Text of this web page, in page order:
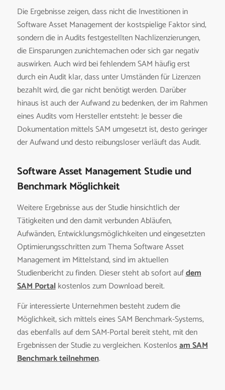
Die Ergebnisse zeigen, dass nicht die Investitionen in
Software Asset Management der kostspielige Faktor sind,
sondern die in Audits festgestellten Nachlizenzierungen,
die Einsparungen zunichtemachen oder sich gar negativ
auswirken. Auch wird bei fehlendem SAM häufig erst
durch ein Audit klar, dass unter Umständen für Lizenzen
bezahlt wird, die gar nicht benötigt werden. Darüber
hinaus ist auch der Aufwand zu bedenken, der im Rahmen
eines Audits vom Hersteller entsteht: Je besser die
Dokumentation mittels SAM umgesetzt ist, desto geringer
der Aufwand und desto reibungsloser verläuft das Audit.
Software Asset Management Studie und
Benchmark Möglichkeit
Weitere Ergebnisse aus der Studie hinsichtlich der
Tätigkeiten und den damit verbunden Abläufen,
Aufwänden, Entwicklungsmöglichkeiten und eingesetzten
Optimierungsschritten zum Thema Software Asset
Management im Mittelstand, sind im aktuellen
Studienbericht zu finden. Dieser steht ab sofort aufdem
SAM Portalkostenlos zum Download bereit.
Für interessierte Unternehmen besteht zudem die
Möglichkeit, sich mittels eines SAM Benchmark-Systems,
das ebenfalls auf dem SAM-Portal bereit steht, mit den
Ergebnissen der Studie zu vergleichen. Kostenlosam SAM
Benchmark teilnehmen.